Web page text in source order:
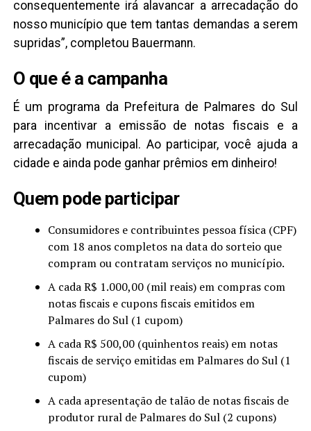
consequentemente irá alavancar a arrecadação do
nosso município que tem tantas demandas a serem
supridas”, completou Bauermann.
O que é a campanha
É um programa da Prefeitura de Palmares do Sul
para incentivar a emissão de notas fiscais e a
arrecadação municipal. Ao participar, você ajuda a
cidade e ainda pode ganhar prêmios em dinheiro!
Quem pode participar
Consumidores e contribuintes pessoa física (CPF)
com 18 anos completos na data do sorteio que
compram ou contratam serviços no município.
A cada R$ 1.000,00 (mil reais) em compras com
notas fiscais e cupons fiscais emitidos em
Palmares do Sul (1 cupom)
A cada R$ 500,00 (quinhentos reais) em notas
fiscais de serviço emitidas em Palmares do Sul (1
cupom)
A cada apresentação de talão de notas fiscais de
produtor rural de Palmares do Sul (2 cupons)